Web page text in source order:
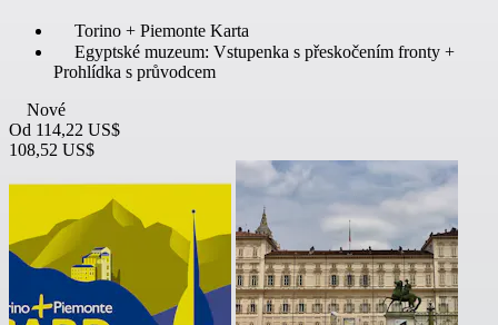
Torino + Piemonte Karta
Egyptské muzeum: Vstupenka s přeskočením fronty +
Prohlídka s průvodcem
Nové
Od 114,22 US$
108,52 US$